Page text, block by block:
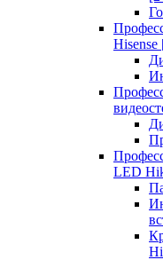
Hisense
LED